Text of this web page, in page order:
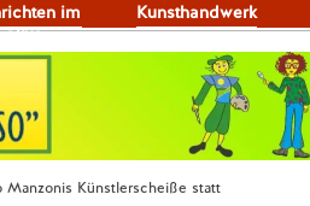
im
Kunsthandwerk
Manzonis Künstlerscheiße statt